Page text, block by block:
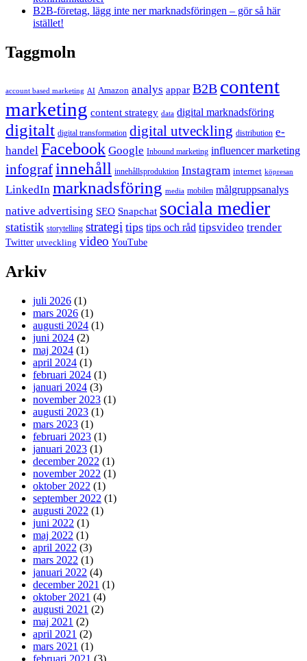
B2B-företag, lägg inte ner marknadsföringen – gör så här
istället!
Taggmoln
account based marketing AI Amazon analys appar B2B content
marketing content strategy data digital marknadsföring
digitalt digital transformation digital utveckling distribution e-
handel Facebook Google Inbound marketing influencer marketing
infograf innehåll innehållsproduktion Instagram internet köpresan
LinkedIn marknadsföring media mobilen målgruppsanalys
native advertising SEO Snapchat sociala medier
statistik storytelling strategi tips tips och råd tipsvideo trender
Twitter utveckling video YouTube
Arkiv
juli 2026 (1)
mars 2026 (1)
augusti 2024 (1)
juni 2024 (2)
maj 2024 (1)
april 2024 (1)
februari 2024 (1)
januari 2024 (3)
november 2023 (1)
augusti 2023 (1)
mars 2023 (1)
februari 2023 (1)
januari 2023 (1)
december 2022 (1)
november 2022 (1)
oktober 2022 (1)
september 2022 (1)
augusti 2022 (1)
juni 2022 (1)
maj 2022 (1)
april 2022 (3)
mars 2022 (1)
januari 2022 (4)
december 2021 (1)
oktober 2021 (4)
augusti 2021 (2)
maj 2021 (2)
april 2021 (2)
mars 2021 (1)
februari 2021 (3)